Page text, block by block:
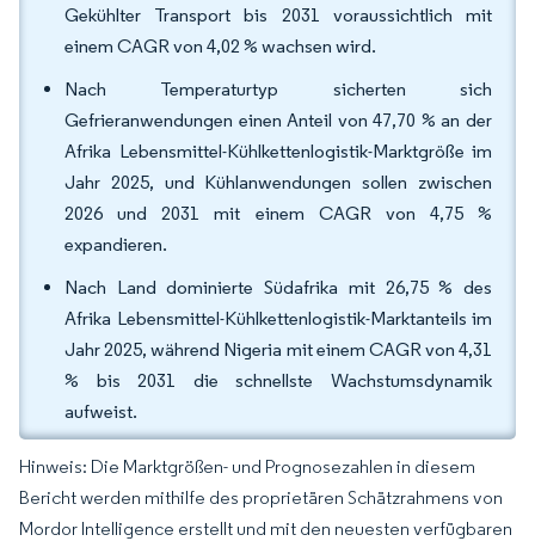
Gekühlter Transport bis 2031 voraussichtlich mit
einem CAGR von 4,02 % wachsen wird.
Nach Temperaturtyp sicherten sich
Gefrieranwendungen einen Anteil von 47,70 % an der
Afrika Lebensmittel-Kühlkettenlogistik-Marktgröße im
Jahr 2025, und Kühlanwendungen sollen zwischen
2026 und 2031 mit einem CAGR von 4,75 %
expandieren.
Nach Land dominierte Südafrika mit 26,75 % des
Afrika Lebensmittel-Kühlkettenlogistik-Marktanteils im
Jahr 2025, während Nigeria mit einem CAGR von 4,31
% bis 2031 die schnellste Wachstumsdynamik
aufweist.
Hinweis: Die Marktgrößen- und Prognosezahlen in diesem
Bericht werden mithilfe des proprietären Schätzrahmens von
Mordor Intelligence erstellt und mit den neuesten verfügbaren